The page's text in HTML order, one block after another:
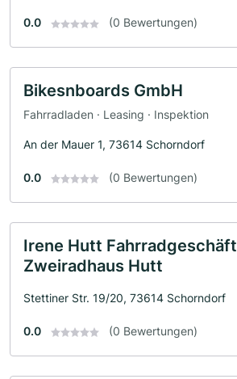
0.0 (0 Bewertungen)
Bikesnboards GmbH
Fahrradladen · Leasing · Inspektion
An der Mauer 1, 73614 Schorndorf
0.0 (0 Bewertungen)
Irene Hutt Fahrradgeschäft
Zweiradhaus Hutt
Stettiner Str. 19/20, 73614 Schorndorf
0.0 (0 Bewertungen)